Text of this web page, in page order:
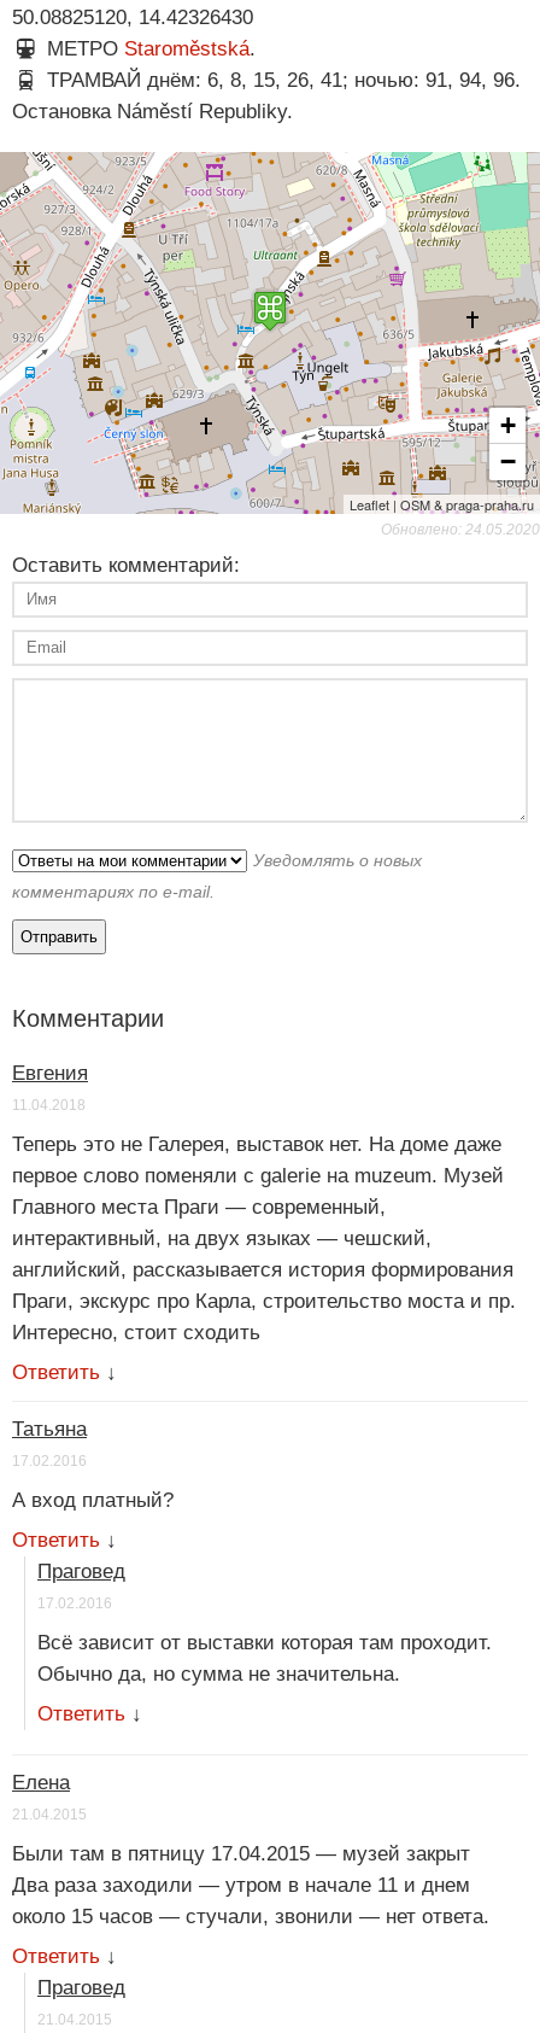
50.08825120, 14.42326430
МЕТРО Staroměstská.
ТРАМВАЙ днём: 6, 8, 15, 26, 41; ночью: 91, 94, 96.
Остановка Náměstí Republiky.
+
−
Leaflet | OSM & praga-praha.ru
Обновлено: 24.05.2020
Оставить комментарий:
Уведомлять о новых
комментариях по e-mail.
Комментарии
Евгения
11.04.2018
Теперь это не Галерея, выставок нет. На доме даже
первое слово поменяли с galerie на muzeum. Музей
Главного места Праги — современный,
интерактивный, на двух языках — чешский,
английский, рассказывается история формирования
Праги, экскурс про Карла, строительство моста и пр.
Интересно, стоит сходить
Ответить ↓
Татьяна
17.02.2016
А вход платный?
Ответить ↓
Праговед
17.02.2016
Всё зависит от выставки которая там проходит.
Обычно да, но сумма не значительна.
Ответить ↓
Елена
21.04.2015
Были там в пятницу 17.04.2015 — музей закрыт
Два раза заходили — утром в начале 11 и днем
около 15 часов — стучали, звонили — нет ответа.
Ответить ↓
Праговед
21.04.2015